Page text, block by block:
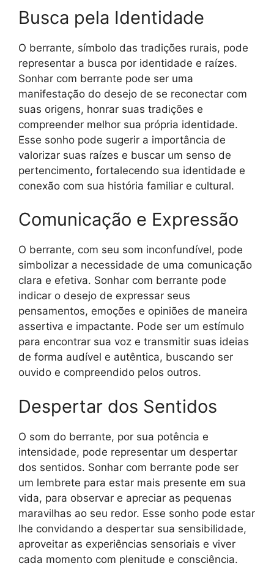
Busca pela Identidade
O berrante, símbolo das tradições rurais, pode
representar a busca por identidade e raízes.
Sonhar com berrante pode ser uma
manifestação do desejo de se reconectar com
suas origens, honrar suas tradições e
compreender melhor sua própria identidade.
Esse sonho pode sugerir a importância de
valorizar suas raízes e buscar um senso de
pertencimento, fortalecendo sua identidade e
conexão com sua história familiar e cultural.
Comunicação e Expressão
O berrante, com seu som inconfundível, pode
simbolizar a necessidade de uma comunicação
clara e efetiva. Sonhar com berrante pode
indicar o desejo de expressar seus
pensamentos, emoções e opiniões de maneira
assertiva e impactante. Pode ser um estímulo
para encontrar sua voz e transmitir suas ideias
de forma audível e autêntica, buscando ser
ouvido e compreendido pelos outros.
Despertar dos Sentidos
O som do berrante, por sua potência e
intensidade, pode representar um despertar
dos sentidos. Sonhar com berrante pode ser
um lembrete para estar mais presente em sua
vida, para observar e apreciar as pequenas
maravilhas ao seu redor. Esse sonho pode estar
lhe convidando a despertar sua sensibilidade,
aproveitar as experiências sensoriais e viver
cada momento com plenitude e consciência.